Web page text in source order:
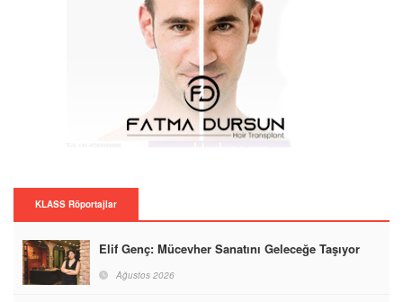
KLASS Röportajlar
Elif Genç: Mücevher Sanatını Geleceğe Taşıyor
Ağustos 2026